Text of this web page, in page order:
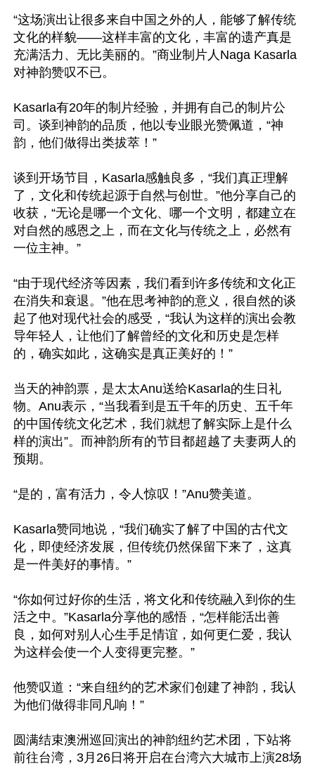
“这场演出让很多来自中国之外的人，能够了解传统
文化的样貌——这样丰富的文化，丰富的遗产真是
充满活力、无比美丽的。”商业制片人Naga Kasarla
对神韵赞叹不已。
Kasarla有20年的制片经验，并拥有自己的制片公
司。谈到神韵的品质，他以专业眼光赞佩道，“神
韵，他们做得出类拔萃！”
谈到开场节目，Kasarla感触良多，“我们真正理解
了，文化和传统起源于自然与创世。”他分享自己的
收获，“无论是哪一个文化、哪一个文明，都建立在
对自然的感恩之上，而在文化与传统之上，必然有
一位主神。”
“由于现代经济等因素，我们看到许多传统和文化正
在消失和衰退。”他在思考神韵的意义，很自然的谈
起了他对现代社会的感受，“我认为这样的演出会教
导年轻人，让他们了解曾经的文化和历史是怎样
的，确实如此，这确实是真正美好的！”
当天的神韵票，是太太Anu送给Kasarla的生日礼
物。Anu表示，“当我看到是五千年的历史、五千年
的中国传统文化艺术，我们就想了解实际上是什么
样的演出”。而神韵所有的节目都超越了夫妻两人的
预期。
“是的，富有活力，令人惊叹！”Anu赞美道。
Kasarla赞同地说，“我们确实了解了中国的古代文
化，即使经济发展，但传统仍然保留下来了，这真
是一件美好的事情。”
“你如何过好你的生活，将文化和传统融入到你的生
活之中。”Kasarla分享他的感悟，“怎样能活出善
良，如何对别人心生手足情谊，如何更仁爱，我认
为这样会使一个人变得更完整。”
他赞叹道：“来自纽约的艺术家们创建了神韵，我认
为他们做得非同凡响！”
圆满结束澳洲巡回演出的神韵纽约艺术团，下站将
前往台湾，3月26日将开启在台湾六大城市上演28场